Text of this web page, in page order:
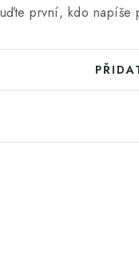
první, kdo napíše